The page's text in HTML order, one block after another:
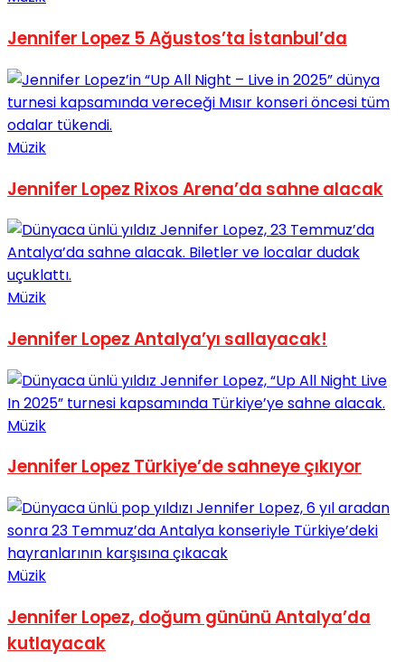
View All Result
Jennifer Lopez 5 Ağustos’ta İstanbul’da
Müzik
Jennifer Lopez Rixos Arena’da sahne alacak
Müzik
Jennifer Lopez Antalya’yı sallayacak!
Müzik
Jennifer Lopez Türkiye’de sahneye çıkıyor
Müzik
Jennifer Lopez, doğum gününü Antalya’da
kutlayacak